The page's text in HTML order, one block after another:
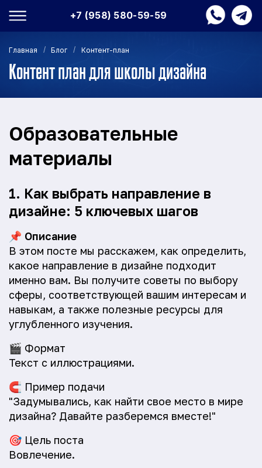
+7 (958) 580-59-59
Главная / Блог / Контент-план
Контент план для школы дизайна
Образовательные
материалы
1. Как выбрать направление в
дизайне: 5 ключевых шагов
📌 Описание
В этом посте мы расскажем, как определить,
какое направление в дизайне подходит
именно вам. Вы получите советы по выбору
сферы, соответствующей вашим интересам и
навыкам, а также полезные ресурсы для
углубленного изучения.
🎬 Формат
Текст с иллюстрациями.
🧲 Пример подачи
"Задумывались, как найти свое место в мире
дизайна? Давайте разберемся вместе!"
🎯 Цель поста
Вовлечение.